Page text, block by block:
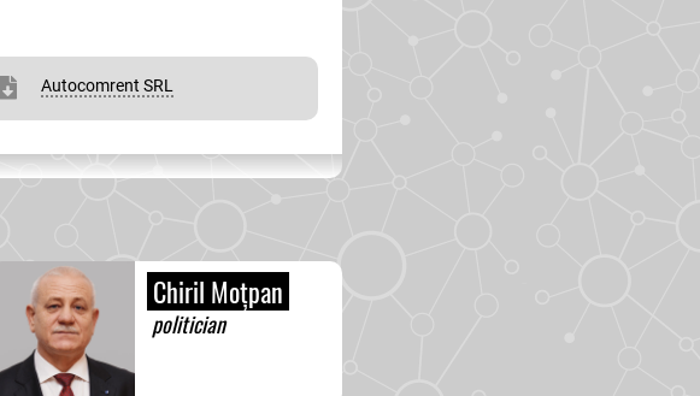
Autocomrent SRL
Chiril Moțpan
politician